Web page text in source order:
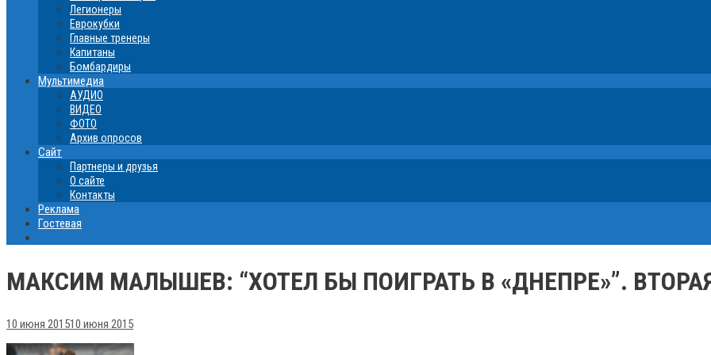
Легионеры
Еврокубки
Главные тренеры
Капитаны
Бомбардиры
Мультимедиа
АУДИО
ВИДЕО
ФОТО
Архив опросов
Сайт
Партнеры и друзья
О сайте
Контакты
Реклама
Гостевая
МАКСИМ МАЛЫШЕВ: “ХОТЕЛ БЫ ПОИГРАТЬ В «ДНЕПРЕ»”.
10 июня 201510 июня 2015